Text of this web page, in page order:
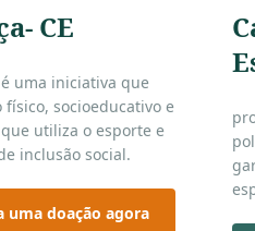
CE
uma iniciativa que
socioeducativo e
utiliza o esporte e
inclusão social.
uma doação agora